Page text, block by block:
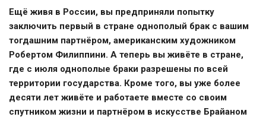
Ещё живя в России, вы предприняли попытку
заключить первый в стране однополый брак с вашим
тогдашним партнёром, американским художником
Робертом Филиппини. А теперь вы живёте в стране,
где с июля однополые браки разрешены по всей
территории государства. Кроме того, вы уже более
десяти лет живёте и работаете вместе со своим
спутником жизни и партнёром в искусстве Брайаном